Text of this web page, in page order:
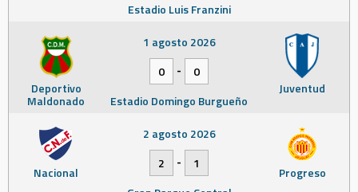
Estadio Luis Franzini
Deportivo
Maldonado
Juventud
1 agosto 2026
0
-
0
Estadio Domingo Burgueño
Nacional Progreso
2 agosto 2026
2
-
1